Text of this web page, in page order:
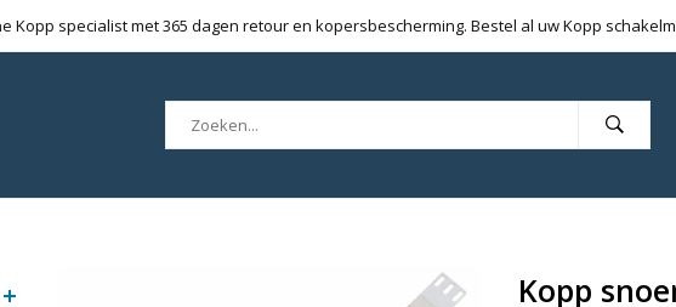
Kopp specialist met 365 dagen retour en kopersbescherming. Bestel al uw Kopp
Kopp